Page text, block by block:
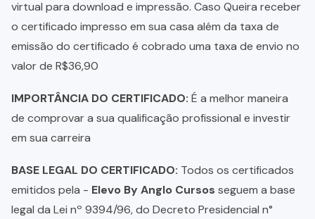
virtual para download e impressão. Caso Queira receber
o certificado impresso em sua casa além da taxa de
emissão do certificado é cobrado uma taxa de envio no
valor de R$36,90
IMPORTÂNCIA DO CERTIFICADO: É a melhor maneira
de comprovar a sua qualificação profissional e investir
em sua carreira
BASE LEGAL DO CERTIFICADO: Todos os certificados
emitidos pela - Elevo By Anglo Cursos seguem a base
legal da Lei nº 9394/96, do Decreto Presidencial n°